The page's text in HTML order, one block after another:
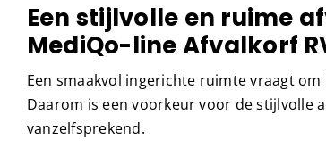
Een stijlvolle en ruime
MediQo-line Afvalkorf
Een smaakvol ingerichte ruimte vraagt
Daarom is een voorkeur voor de stijlvolle
vanzelfsprekend.